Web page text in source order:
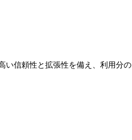
い信頼性と拡張性を備え、利用分の